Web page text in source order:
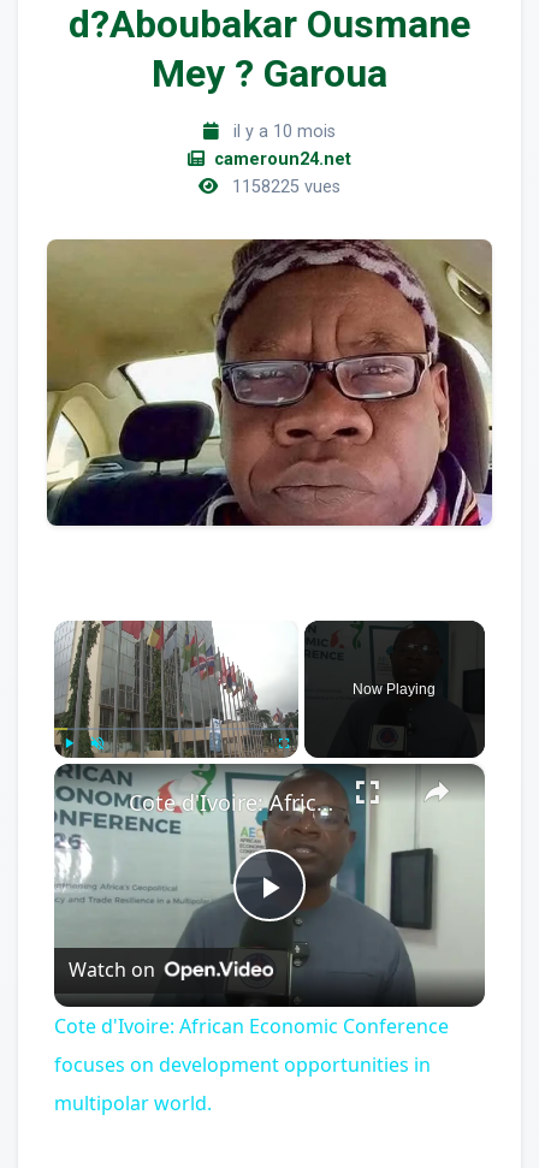
d?Aboubakar Ousmane
Mey ? Garoua
il y a 10 mois
cameroun24.net
1158225 vues
Play Unmute Fullscreen
Now Playing
×
Play
Video
Cote d'Ivoire: African Economic Conference focuses on development opportunities in multipolar world.
Watch on
Cote d'Ivoire: African Economic Conference
focuses on development opportunities in
multipolar world.